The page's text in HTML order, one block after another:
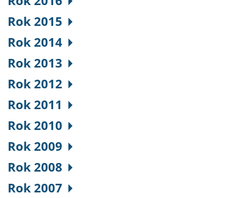
Rok 2015
Rok 2014
Rok 2013
Rok 2012
Rok 2011
Rok 2010
Rok 2009
Rok 2008
Rok 2007